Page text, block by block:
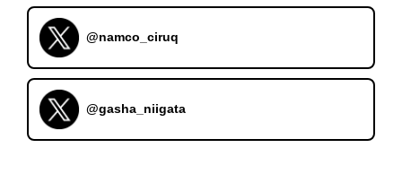
@namco_ciruq
@gasha_niigata